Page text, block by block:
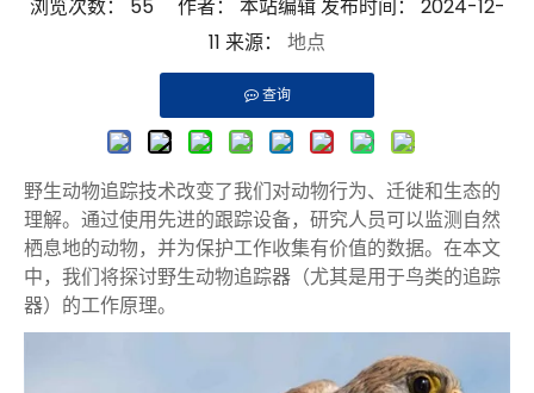
浏览次数： 55作者： 本站编辑 发布时间： 2024-12-
11 来源： 地点
查询
野生动物追踪技术改变了我们对动物行为、迁徙和生态的
理解。通过使用先进的跟踪设备，研究人员可以监测自然
栖息地的动物，并为保护工作收集有价值的数据。在本文
中，我们将探讨野生动物追踪器（尤其是用于鸟类的追踪
器）的工作原理。